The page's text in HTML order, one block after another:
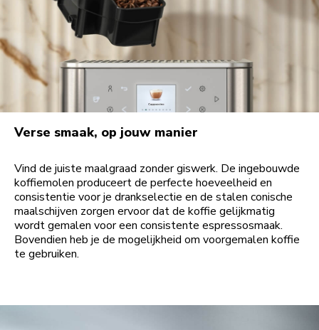
Verse smaak, op jouw manier
Vind de juiste maalgraad zonder giswerk. De ingebouwde
koffiemolen produceert de perfecte hoeveelheid en
consistentie voor je drankselectie en de stalen conische
maalschijven zorgen ervoor dat de koffie gelijkmatig
wordt gemalen voor een consistente espressosmaak.
Bovendien heb je de mogelijkheid om voorgemalen koffie
te gebruiken.